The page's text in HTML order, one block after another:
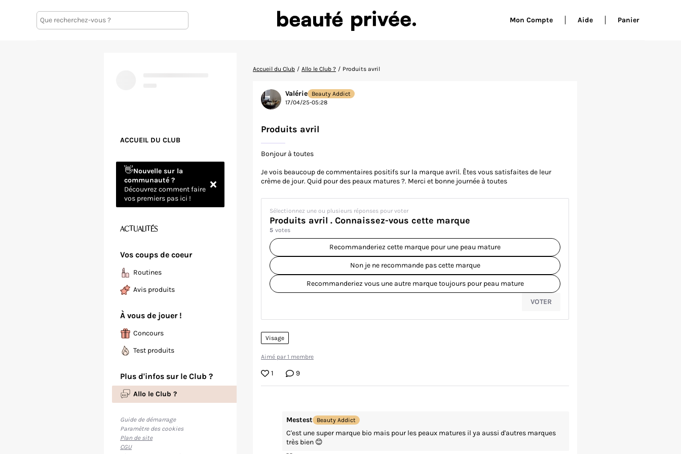
Mon Compte Aide Panier
ACCUEIL DU CLUB
👋Nouvelle sur la
communauté ?
Découvrez comment faire
vos premiers pas ici !
ACTUALITÉS
Vos coups de coeur
Routines
Avis produits
À vous de jouer !
Concours
Test produits
Plus d'infos sur le Club ?
Allo le Club ?
Guide de démarrage
Paramètre des cookies
Plan de site
CGU
Accueil du Club / Allo le Club ? / Produits avril
Valérie
Beauty Addict
17/04/25-05:28
Produits avril
Bonjour à toutes
Je vois beaucoup de commentaires positifs sur la marque avril. Êtes vous satisfaites de leur
crème de jour. Quid pour des peaux matures ?. Merci et bonne journée à toutes
Sélectionnez une ou plusieurs réponses pour voter
Produits avril . Connaissez-vous cette marque
5 votes
Recommanderiez cette marque pour une peau mature
Non je ne recommande pas cette marque
Recommanderiez vous une autre marque toujours pour peau mature
VOTER
Visage
Aimé par 1 membre
1 9
Mestest Beauty Addict
C'est une super marque bio mais pour les peaux matures il ya aussi d'autres marques
très bien 😊